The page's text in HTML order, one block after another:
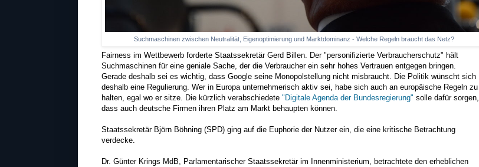
Suchmaschinen zwischen Neutralität, Eigenoptimierung und Marktdominanz - Welche Regeln braucht das Netz?
Fairness im Wettbewerb forderte Staatssekretär Gerd Billen. Der "personifizierte Verbraucherschutz" hält
Suchmaschinen für eine geniale Sache, der die Verbraucher ein sehr hohes Vertrauen entgegen bringen.
Gerade deshalb sei es wichtig, dass Google seine Monopolstellung nicht misbraucht. Die Politik wünscht sich
deshalb eine Regulierung. Wer in Europa unternehmerisch aktiv sei, habe sich auch an europäische Regeln zu
halten, egal wo er sitze. Die kürzlich verabschiedete "Digitale Agenda der Bundesregierung" solle dafür sorgen,
dass auch deutsche Firmen ihren Platz am Markt behaupten können.
Staatssekretär Björn Böhning (SPD) ging auf die Euphorie der Nutzer ein, die eine kritische Betrachtung
verdecke.
Dr. Günter Krings MdB, Parlamentarischer Staatssekretär im Innenministerium, betrachtete den erheblichen